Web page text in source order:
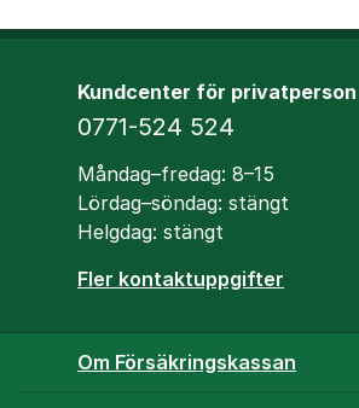
Kundcenter för privatperson
Telefon
0771-524 524
Öppettider
Måndag–fredag: 8–15
Lördag–söndag: stängt
Helgdag: stängt
Fler kontaktuppgifter
Om Försäkringskassan